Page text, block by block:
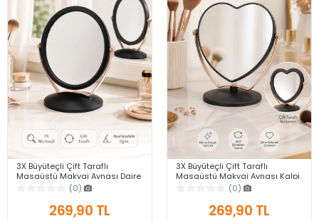
3X Büyüteçli Çift Taraflı
Masaüstü Makyaj Aynası Daire
Siyah Rose Gold Standlı
Dekoratif Yakın Ayna
(0)
269,90 TL
3X Büyüteçli Çift Taraflı
Masaüstü Makyaj Aynası Kalpi
Siyah Rose Gold Standlı
Dekoratif Yakın Ayna
(0)
269,90 TL